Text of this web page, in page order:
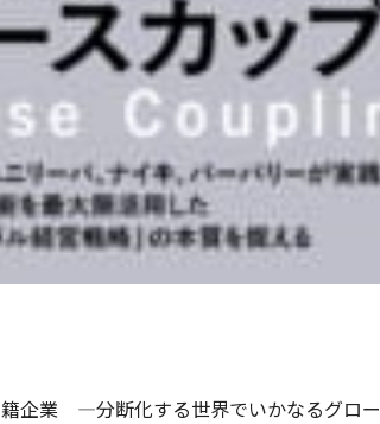
企業 ―分断化する世界でいかなるグロ